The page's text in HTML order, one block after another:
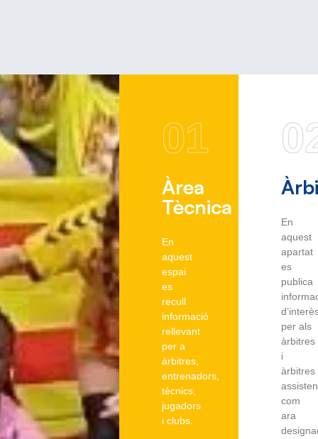
01
Àrea
Tècnica
En
aquest
espai
es
recull
informació
rellevant
per a
àrbitres,
entrenadors,
tècnics,
jugadors
i clubs.
En
aquest
apartat
es
publica
per als
àrbitres
i
àrbitres
com
ara